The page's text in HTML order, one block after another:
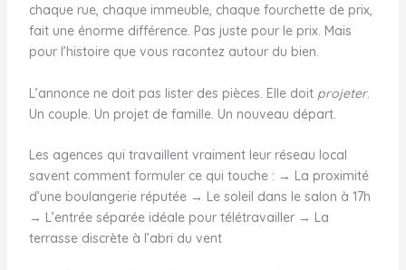
chaque rue, chaque immeuble, chaque fourchette de prix,
fait une énorme différence. Pas juste pour le prix. Mais
pour l’histoire que vous racontez autour du bien.
L’annonce ne doit pas lister des pièces. Elle doit projeter.
Un couple. Un projet de famille. Un nouveau départ.
Les agences qui travaillent vraiment leur réseau local
savent comment formuler ce qui touche : → La proximité
d’une boulangerie réputée → Le soleil dans le salon à 17h
→ L’entrée séparée idéale pour télétravailler → La
terrasse discrète à l’abri du vent